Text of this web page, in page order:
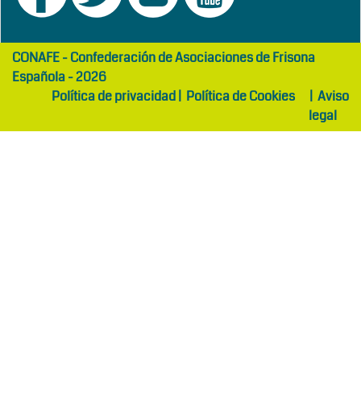
girls
abaya
maltepe
otelCONAFE - Confederación de Asociaciones de Frisona
Española - 2026
Política de privacidad| Política de Cookies | Aviso
legal